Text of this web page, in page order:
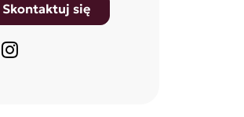
Skontaktuj się